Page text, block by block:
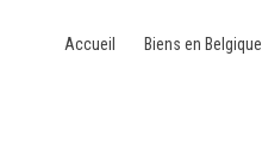
Accueil Biens en Belgique